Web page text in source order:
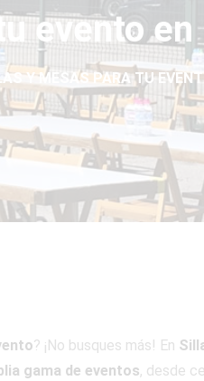
evento en
Y MESAS PARA TU
? ¡No busques más! En
gama de eventos, desde